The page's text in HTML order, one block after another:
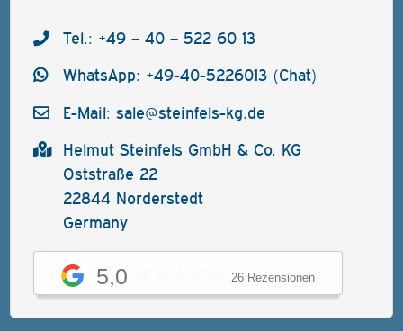
Tel.: +49 – 40 – 522 60 13
WhatsApp: +49-40-5226013 (Chat)
E-Mail: sale@steinfels-kg.de
Helmut Steinfels GmbH & Co. KG
Oststraße 22
22844 Norderstedt
Germany
5,0 26 Rezensionen